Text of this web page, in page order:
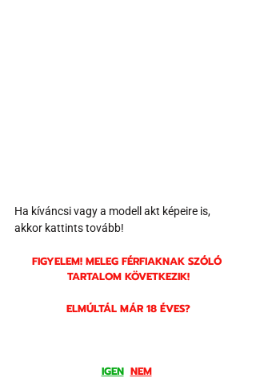
Ha kíváncsi vagy a modell akt képeire is,
akkor kattints tovább!
FIGYELEM! MELEG FÉRFIAKNAK SZÓLÓ
TARTALOM KÖVETKEZIK!
ELMÚLTÁL MÁR 18 ÉVES?
IGEN NEM